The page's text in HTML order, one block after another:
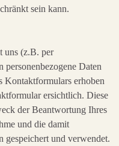
sein kann.
uns (z.B. per
Daten
Kontaktformulars erhoben
ersichtlich. Diese
der Beantwortung Ihres
und die damit
gespeichert und verwendet.